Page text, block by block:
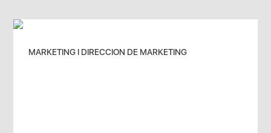
MARKETING I DIRECCION DE MARKETING